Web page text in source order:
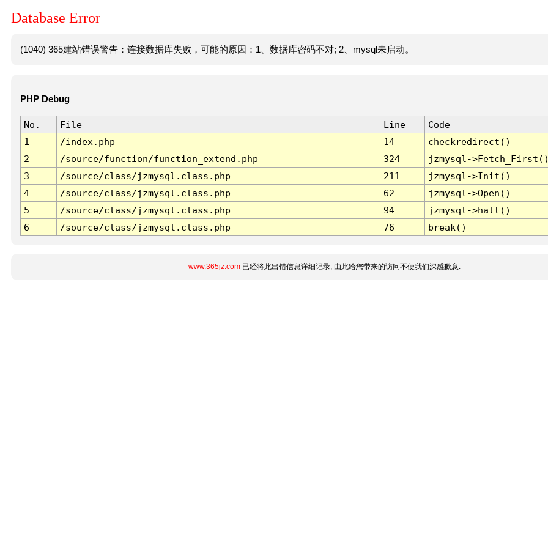
Database Error
(1040) 365建站错误警告：连接数据库失败，可能的原因：1、数据库密码不对; 2、mysql未启动。
PHP Debug
No. File Line
Code
1
/index.php 14
checkredirect()
2
/source/function/function_extend.php 324
jzmysql-
3
/source/class/jzmysql.class.php 211
jzmysql->Init()
4
/source/class/jzmysql.class.php 62
jzmysql->Open()
5
/source/class/jzmysql.class.php 94
jzmysql->halt()
6
/source/class/jzmysql.class.php 76 break()
www.365jz.com已经将此出错信息详细记录, 由此给您带来的访问不便我们深感歉意.